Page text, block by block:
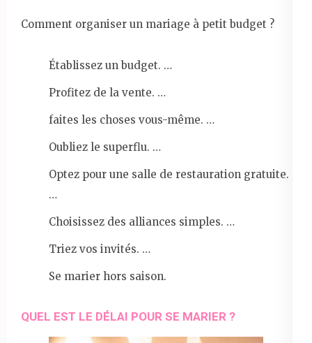
Comment organiser un mariage à petit budget ?
Établissez un budget. …
Profitez de la vente. …
faites les choses vous-même. …
Oubliez le superflu. …
Optez pour une salle de restauration gratuite.
…
Choisissez des alliances simples. …
Triez vos invités. …
Se marier hors saison.
QUEL EST LE DÉLAI POUR SE MARIER ?